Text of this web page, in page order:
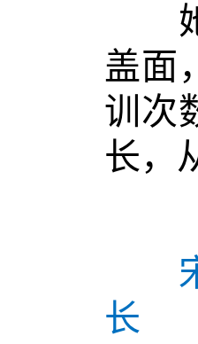
她
盖面
训次
长，
长